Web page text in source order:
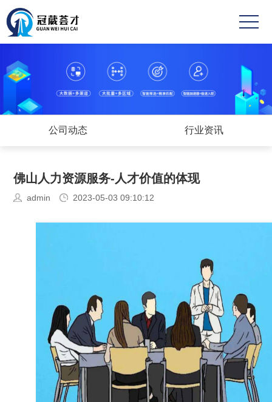
首
关
于
成
公司动态 行业资讯
佛山人力资源服务-人才价值的体现
admin 2023-05-03 09:10:12